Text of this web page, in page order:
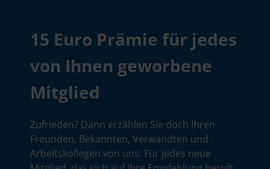
15 Euro Prämie für jedes
von Ihnen geworbene
Mitglied
Zufrieden? Dann erzählen Sie doch Ihren
Freunden, Bekannten, Verwandten und
Arbeitskollegen von uns: Für jedes neue